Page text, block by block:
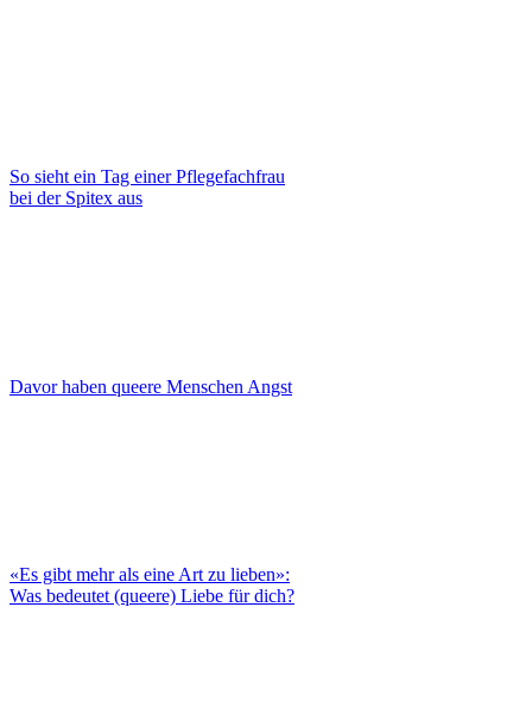
So sieht ein Tag einer Pflegefachfrau
bei der Spitex aus
Davor haben queere Menschen Angst
«Es gibt mehr als eine Art zu lieben»:
Was bedeutet (queere) Liebe für dich?